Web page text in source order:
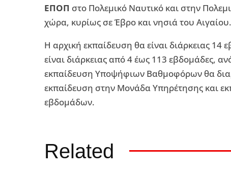
ΕΠΟΠ στο Πολεμικό Ναυτικό και στην
χώρα, κυρίως σε Έβρο και νησιά του Αιγαίου.
Η αρχική εκπαίδευση θα είναι διάρκειας 14
είναι διάρκειας από 4 έως 113 εβδομάδες,
εκπαίδευση Υποψήφιων Βαθμοφόρων θα
εκπαίδευση στην Μονάδα Υπηρέτησης και
εβδομάδων.
Related